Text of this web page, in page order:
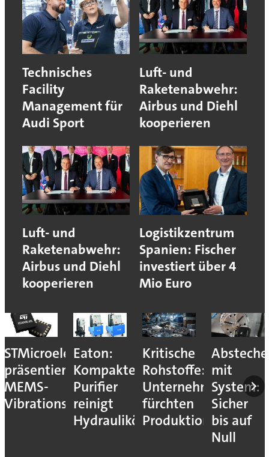
Technisches
Facility
Management für
Audi Sport
Luft- und
Raketenabwehr:
Airbus und Diehl
kooperieren
Luft- und
Raketenabwehr:
Airbus und Diehl
kooperieren
Logistikzentrum
Spanien: Fischer
investiert über 4
Mio Euro
STMicroelectronics
präsentiert
MEMS-
Vibrationssensor
Eaton:
Kompakter
Purifier
reinigt
Hydrauliköle
Kritische
Rohstoffe:
Unternehmen
fürchten
Produktionsstopps
mit
System:
Sicher
bis auf
Null